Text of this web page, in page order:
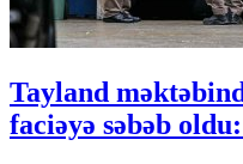
Tayland
faciəyə səbəb oldu: